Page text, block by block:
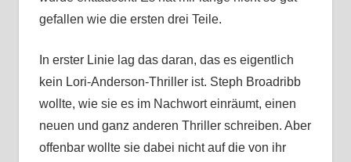
gefallen wie die ersten drei Teile.
In erster Linie lag das daran, das es eigentlich
kein Lori-Anderson-Thriller ist. Steph Broadribb
wollte, wie sie es im Nachwort einräumt, einen
neuen und ganz anderen Thriller schreiben. Aber
offenbar wollte sie dabei nicht auf die von ihr